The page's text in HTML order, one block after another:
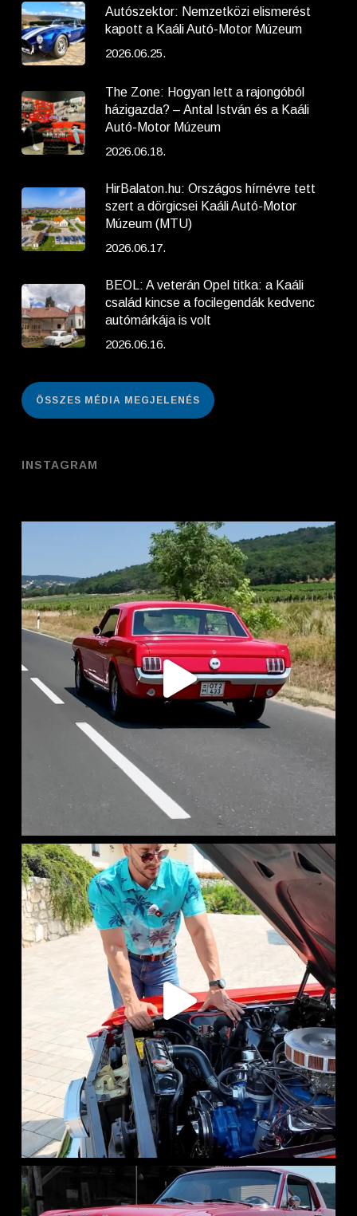
Autószektor: Nemzetközi elismerést
kapott a Kaáli Autó-Motor Múzeum
2026.06.25.
The Zone: Hogyan lett a rajongóból
házigazda? – Antal István és a Kaáli
Autó-Motor Múzeum
2026.06.18.
HirBalaton.hu: Országos hírnévre tett
szert a dörgicsei Kaáli Autó-Motor
Múzeum (MTU)
2026.06.17.
BEOL: A veterán Opel titka: a Kaáli
család kincse a focilegendák kedvenc
autómárkája is volt
2026.06.16.
ÖSSZES MÉDIA MEGJELENÉS
INSTAGRAM